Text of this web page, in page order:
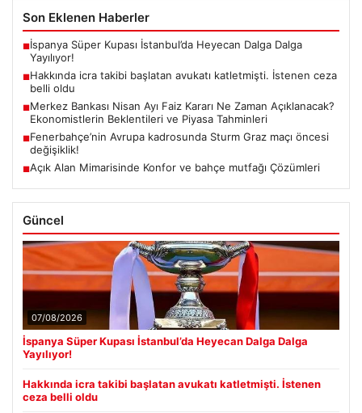
Son Eklenen Haberler
■İspanya Süper Kupası İstanbul’da Heyecan Dalga Dalga
Yayılıyor!
■Hakkında icra takibi başlatan avukatı katletmişti. İstenen ceza
belli oldu
■Merkez Bankası Nisan Ayı Faiz Kararı Ne Zaman Açıklanacak?
Ekonomistlerin Beklentileri ve Piyasa Tahminleri
■Fenerbahçe’nin Avrupa kadrosunda Sturm Graz maçı öncesi
değişiklik!
■Açık Alan Mimarisinde Konfor ve bahçe mutfağı Çözümleri
Güncel
07/08/2026
İspanya Süper Kupası İstanbul’da Heyecan Dalga Dalga
Yayılıyor!
Hakkında icra takibi başlatan avukatı katletmişti. İstenen
ceza belli oldu